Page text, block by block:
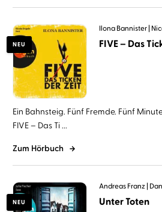
NEU
Ilona Bannister
FIVE – Das
Ein Bahnsteig. Fünf Fremde. Fünf
FIVE – Das Ti ...
Zum Hörbuch
NEU
Andreas Franz
Unter Toten